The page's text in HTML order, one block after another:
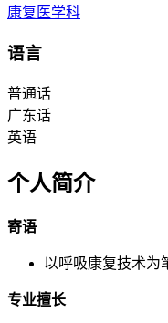
康复医学科
语言
普通话
广东话
英语
个人简介
寄语
以呼吸康复技术为
专业擅长